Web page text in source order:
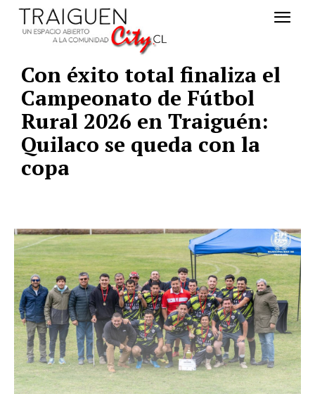
Con éxito total finaliza el
Campeonato de Fútbol
Rural 2026 en Traiguén:
Quilaco se queda con la
copa